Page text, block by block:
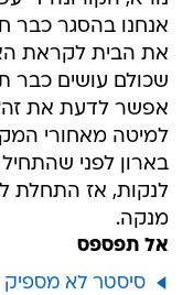
אנחנו בהסגר כבר
את הבית לקראת
שכולם עושים כבר
אפשר לדעת את
למיטה מאחורי
בארון לפני
לנקות, אז התחלת
מנקה.
אל תפספס
סיסטר לא מספיק